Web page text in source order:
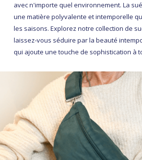
avec n'importe quel environnement. La
une matière polyvalente et intemporelle
les saisons. Explorez notre collection de
laissez-vous séduire par la beauté
qui ajoute une touche de sophistication à